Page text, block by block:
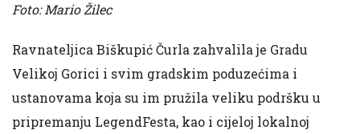
Foto: Mario Žilec
Ravnateljica Biškupić Čurla zahvalila je Gradu
Velikoj Gorici i svim gradskim poduzećima i
ustanovama koja su im pružila veliku podršku u
pripremanju LegendFesta, kao i cijeloj lokalnoj